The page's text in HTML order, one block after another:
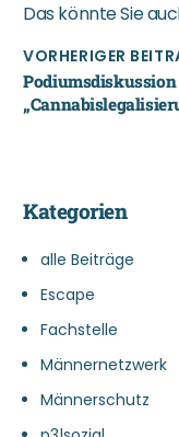
Das könnte Sie
VORHERIGER
Podiumsdiskussion
Kategorien
alle Beiträge
Escape
Fachstelle
Männernetzwerk
Männerschutz